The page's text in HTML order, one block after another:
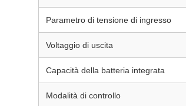
Parametro di tensione di ingresso
Voltaggio di uscita
Capacità della batteria integrata
Modalità di controllo